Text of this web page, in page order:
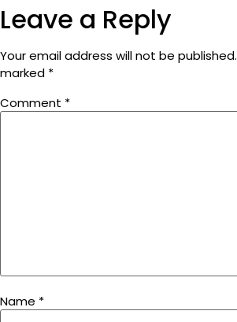
Leave a Reply
Your email address will not be published.
marked *
Comment *
Name *